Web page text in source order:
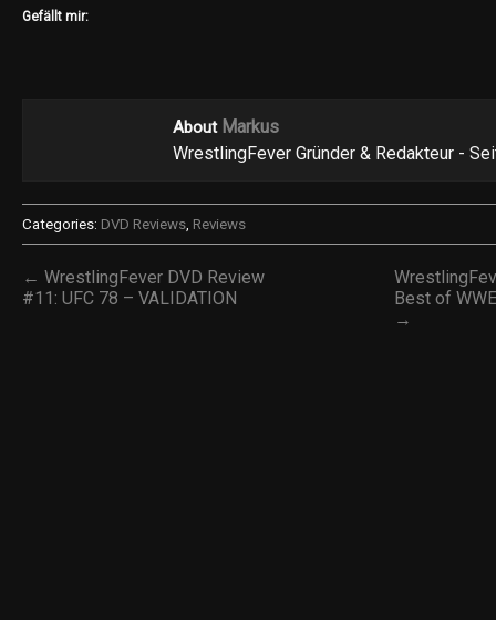
Gefällt mir:
About Markus
WrestlingFever Gründer & Redakteur -
Categories: DVD Reviews, Reviews
← WrestlingFever DVD Review
#11: UFC 78 – VALIDATION
Best of
→